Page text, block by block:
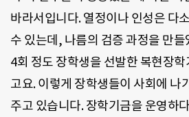
바라서입니다. 열정이나 인성은 다
수 있는데, 나름의 검증 과정을 만들
4회 정도 장학생을 선발한 복현장
고요. 이렇게 장학생들이 사회에 나
주고 있습니다. 장학기금을 운영하